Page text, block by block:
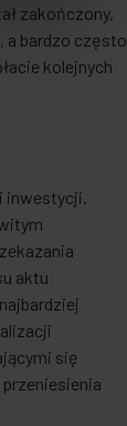
zakończony,
a bardzo często
kolejnych
inwestycji.
aktu
się